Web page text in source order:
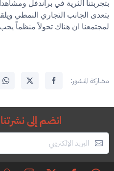
بتجربتنا الثرية في براندفل
يتعدى الجانب التجاري النمطي
لمجتمعنا ان هناك تحولاً منظماً يجب
مشاركة المنشور:
انضم إلى نشرتنا